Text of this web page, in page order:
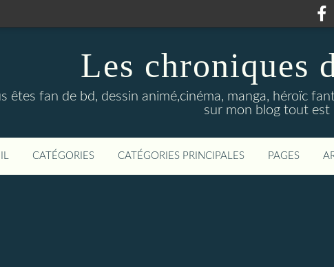
Les chroniques
êtes fan de bd, dessin animé,cinéma, manga, héroïc
sur mon blog tout est
CATÉGORIES CATÉGORIES PRINCIPALES PAGES